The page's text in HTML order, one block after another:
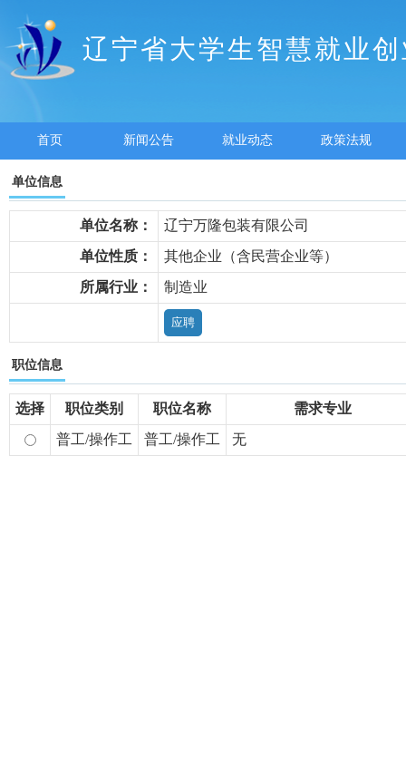
辽宁省大学生智慧就业
首页 新闻公告 就业动态 政策法规
单位信息
单位名称：
辽宁万隆包装有限公司
单位性质：
其他企业（含民营企业等）
所属行业：
制造业
职位信息
选择 职位类别 职位名称
需求专业
普工/操作工
普工/操作工 无